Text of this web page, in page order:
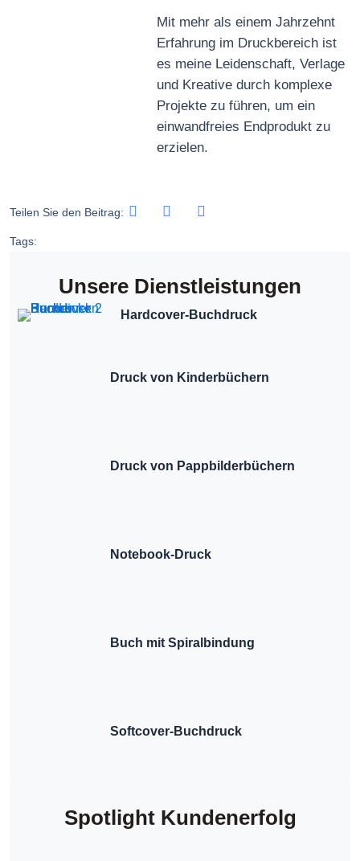
Mit mehr als einem Jahrzehnt
Erfahrung im Druckbereich ist
es meine Leidenschaft, Verlage
und Kreative durch komplexe
Projekte zu führen, um ein
einwandfreies Endprodukt zu
erzielen.
Teilen Sie den Beitrag:
Tags:
Unsere Dienstleistungen
Hardcover-Buchdruck
Druck von Kinderbüchern
Druck von Pappbilderbüchern
Notebook-Druck
Buch mit Spiralbindung
Softcover-Buchdruck
Spotlight Kundenerfolg